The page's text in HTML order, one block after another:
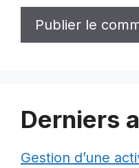
Derniers
Gestion d’une